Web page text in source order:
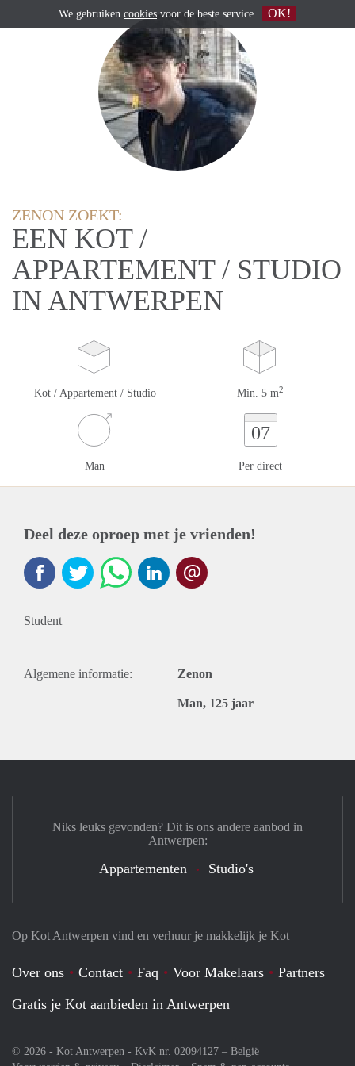
ZENON ZOEKT:
EEN KOT /
APPARTEMENT / STUDIO
IN ANTWERPEN
Kot / Appartement / Studio Min. 5 m2
Man
07
Per direct
Deel deze oproep met je vrienden!
Student
Algemene informatie: Zenon
Man, 125 jaar
Op Kot Antwerpen vind en verhuur je makkelijk je Kot
Over ons Contact Faq Voor Makelaars
Partners
Gratis je Kot aanbieden in Antwerpen
© 2026 - Kot Antwerpen - KvK nr. 02094127 – België
Niks leuks gevonden? Dit is ons andere aanbod in
Antwerpen:
Appartementen Studio's
We gebruiken cookies voor de beste service OK!